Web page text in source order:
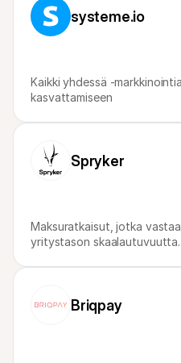
systeme.io
Kaikki yhdessä -
kasvattamiseen
Spryker
Maksuratkaisut, jotka
yritystason skaalautuvuutta.
Briqpay
Ostajille
Selvitä, miksi Mollie näkyy
Mollie-asiakkaille
Tutustu, kuinka voimme